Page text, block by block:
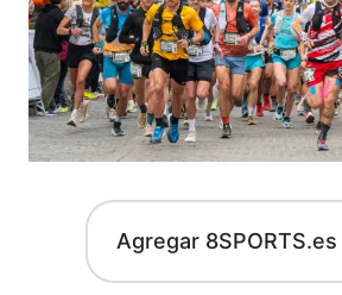
Agregar 8SPORTS.es